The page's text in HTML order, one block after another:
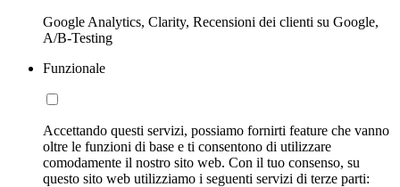
Google Analytics, Clarity, Recensioni dei clienti su Google,
A/B-Testing
Funzionale
Accettando questi servizi, possiamo fornirti feature che vanno
oltre le funzioni di base e ti consentono di utilizzare
comodamente il nostro sito web. Con il tuo consenso, su
questo sito web utilizziamo i seguenti servizi di terze parti: